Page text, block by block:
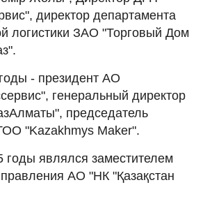
директор департамента
логистики ЗАО "Торговый Дом
- президент АО
генеральный директор
председатель
"Kazakhmys Maker".
годы являлся заместителем
АО "НК "Қазақстан